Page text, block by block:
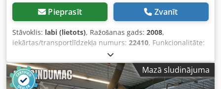
Pieprasīt Zvanīt
Stāvoklis: labi (lietots), Ražošanas gads: 2008,
iekārtas/transportlīdzekļa numurs: 22410, Funkcionalitāte:
17 kW (23,11 zs)
spriegums:400 V, ieejas strāva:29 A, ieejas frekvence:50
Hz, asu skaits:4, MAŠĪNA PATLAIK ATRODAS UZ
PUSPIEKABES UN IR GATAVA PĀRSŪTĪŠANAI. PIEGĀDE VAR
Mazā sludinājuma